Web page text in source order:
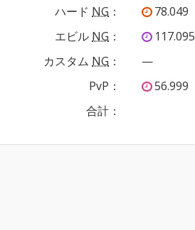
ハード NG ： 78.049
エビル NG ： 117.095
カスタム NG ： —
PvP ： 56.999
合計：